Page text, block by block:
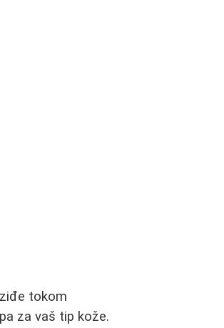
tokom
za vaš tip kože.